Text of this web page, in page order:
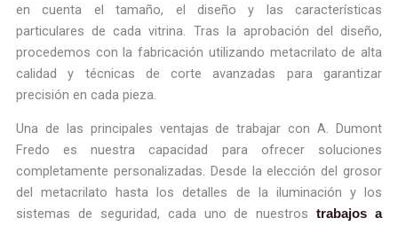
en cuenta el tamaño, el diseño y las características
particulares de cada vitrina. Tras la aprobación del diseño,
procedemos con la fabricación utilizando metacrilato de alta
calidad y técnicas de corte avanzadas para garantizar
precisión en cada pieza.
Una de las principales ventajas de trabajar con A. Dumont
Fredo es nuestra capacidad para ofrecer soluciones
completamente personalizadas. Desde la elección del grosor
del metacrilato hasta los detalles de la iluminación y los
sistemas de seguridad, cada uno de nuestrostrabajos a